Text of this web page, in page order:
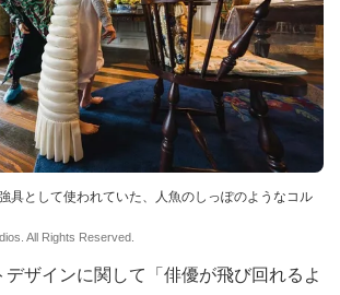
具として使われていた、人魚のしっぽのようなコル
All Rights Reserved.
デザインに関して「俳優が飛び回れるよ